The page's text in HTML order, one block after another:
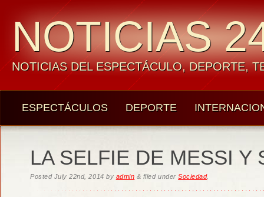
NOTICIAS
NOTICIAS DEL ESPECTÁCULO, DEPORTE,
ESPECTÁCULOS DEPORTE
LA SELFIE DE MESSI Y
Posted July 22nd, 2014 by admin & filed underSociedad.